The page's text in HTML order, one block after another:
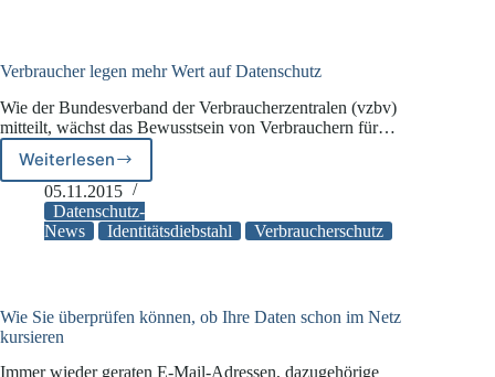
stärker
die
Verantwortung
nehmen
Verbraucher legen mehr Wert auf Datenschutz
Wie der Bundesverband der Verbraucherzentralen (vzbv)
mitteilt, wächst das Bewusstsein von Verbrauchern für…
WeiterlesenVerbraucher
legen
mehr
Wert
05.11.2015
Datenschutz-
News
Identitätsdiebstahl Verbraucherschutz
Wie Sie überprüfen können, ob Ihre Daten schon im Netz
kursieren
Immer wieder geraten E-Mail-Adressen, dazugehörige